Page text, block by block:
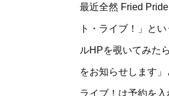
最近全然 Fried
ト・ライブ！」と
ルHPを覗いてみた
をお知らせします
ライブ！は予約を